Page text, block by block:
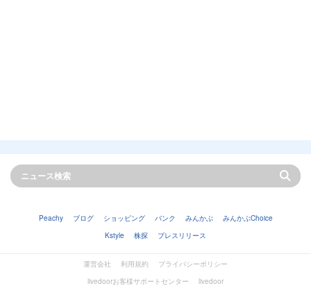
Peachy ブログ ショッピング バンク みんかぶ
みんかぶChoice
Kstyle
株探 プレスリリース
運営会社 利用規約
プライバシーポリシー
livedoorお客様サポートセンター
livedoor